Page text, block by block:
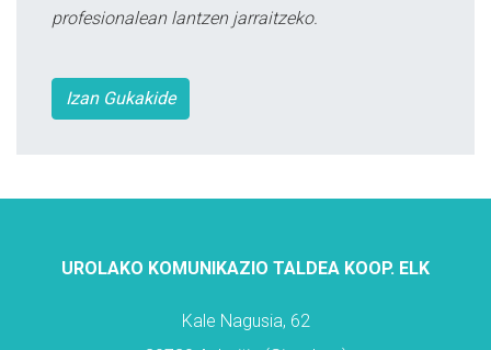
profesionalean lantzen jarraitzeko.
Izan Gukakide
UROLAKO KOMUNIKAZIO TALDEA KOOP. ELK
Kale Nagusia, 62